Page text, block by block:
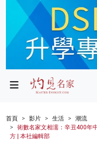
政局
財經
生活
首頁 影片 生活
潮流
術數名家文相濡：辛丑400年
方 | 本社編輯部